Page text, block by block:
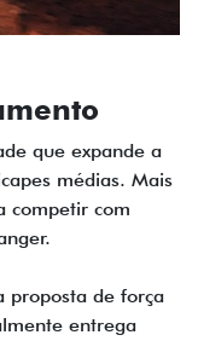
que expande a
médias. Mais
competir com
proposta de força
entrega